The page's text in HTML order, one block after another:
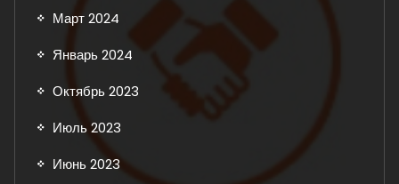
Март 2024
Январь 2024
Октябрь 2023
Июль 2023
Июнь 2023